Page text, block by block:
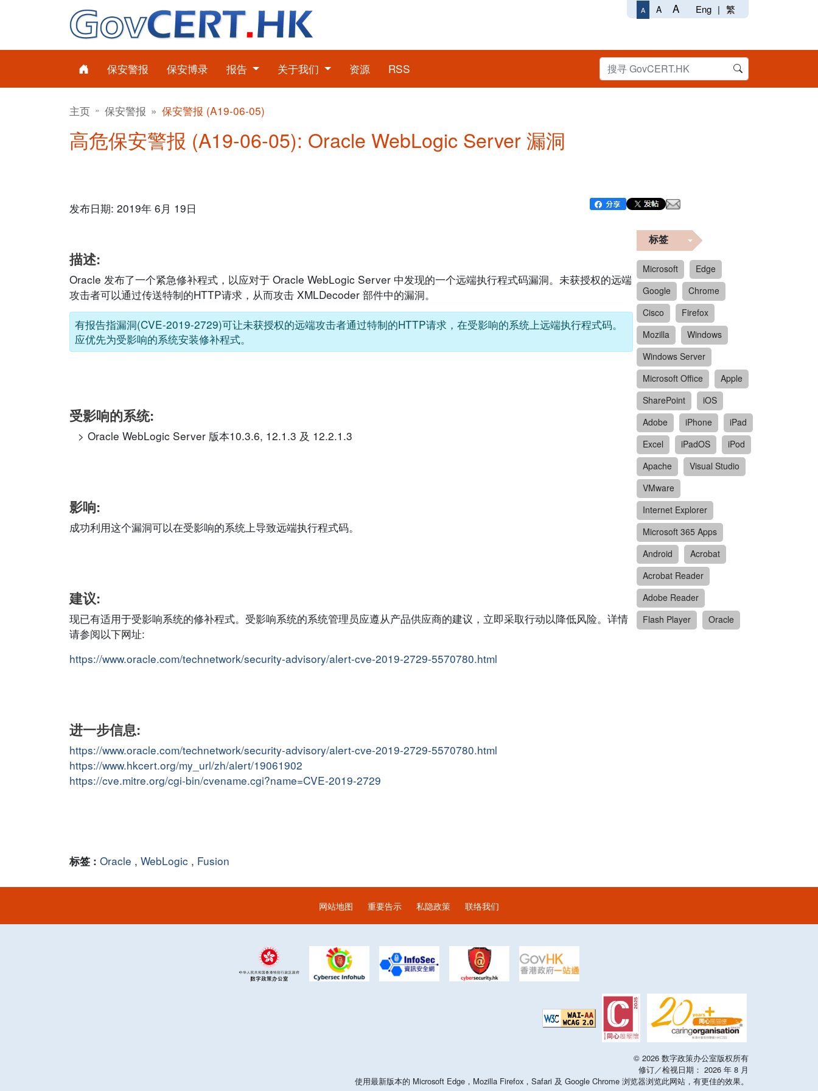
A A A Eng | 繁
保安警报 保安博录 报告 关于我们 资源 RSS
主页 保安警报 保安警报 (A19-06-05)
高危保安警报 (A19-06-05): Oracle WebLogic Server 漏洞
发布日期: 2019年 6月 19日
描述:
Oracle 发布了一个紧急修补程式，以应对于 Oracle WebLogic Server 中发现的一个远端执行程式码漏洞。未获授权的远端
攻击者可以通过传送特制的HTTP请求，从而攻击 XMLDecoder 部件中的漏洞。
有报告指漏洞(CVE-2019-2729)可让未获授权的远端攻击者通过特制的HTTP请求，在受影响的系统上远端执行程式码。
应优先为受影响的系统安装修补程式。
受影响的系统:
Oracle WebLogic Server 版本10.3.6, 12.1.3 及 12.2.1.3
影响:
成功利用这个漏洞可以在受影响的系统上导致远端执行程式码。
建议:
现已有适用于受影响系统的修补程式。受影响系统的系统管理员应遵从产品供应商的建议，立即采取行动以降低风险。详情
请参阅以下网址:
https://www.oracle.com/technetwork/security-advisory/alert-cve-2019-2729-5570780.html
进一步信息:
https://www.oracle.com/technetwork/security-advisory/alert-cve-2019-2729-5570780.html
https://www.hkcert.org/my_url/zh/alert/19061902
https://cve.mitre.org/cgi-bin/cvename.cgi?name=CVE-2019-2729
标签 : Oracle , WebLogic , Fusion
标签
Microsoft
Edge
Google
Chrome
Cisco
Firefox
Mozilla
Windows
Windows Server
Microsoft Office
Apple
SharePoint
iOS
Adobe
iPhone
iPad
Excel
iPadOS
iPod
Apache
Visual Studio
VMware
Internet Explorer
Microsoft 365 Apps
Android
Acrobat
Acrobat Reader
Adobe Reader
Flash Player
Oracle
网站地图 重要告示 私隐政策 联络我们
© 2026 数字政策办公室版权所有
修订／检视日期： 2026 年 8 月
使用最新版本的 Microsoft Edge，Mozilla Firefox，Safari 及 Google Chrome 浏览器浏览此网站，有更佳的效果。